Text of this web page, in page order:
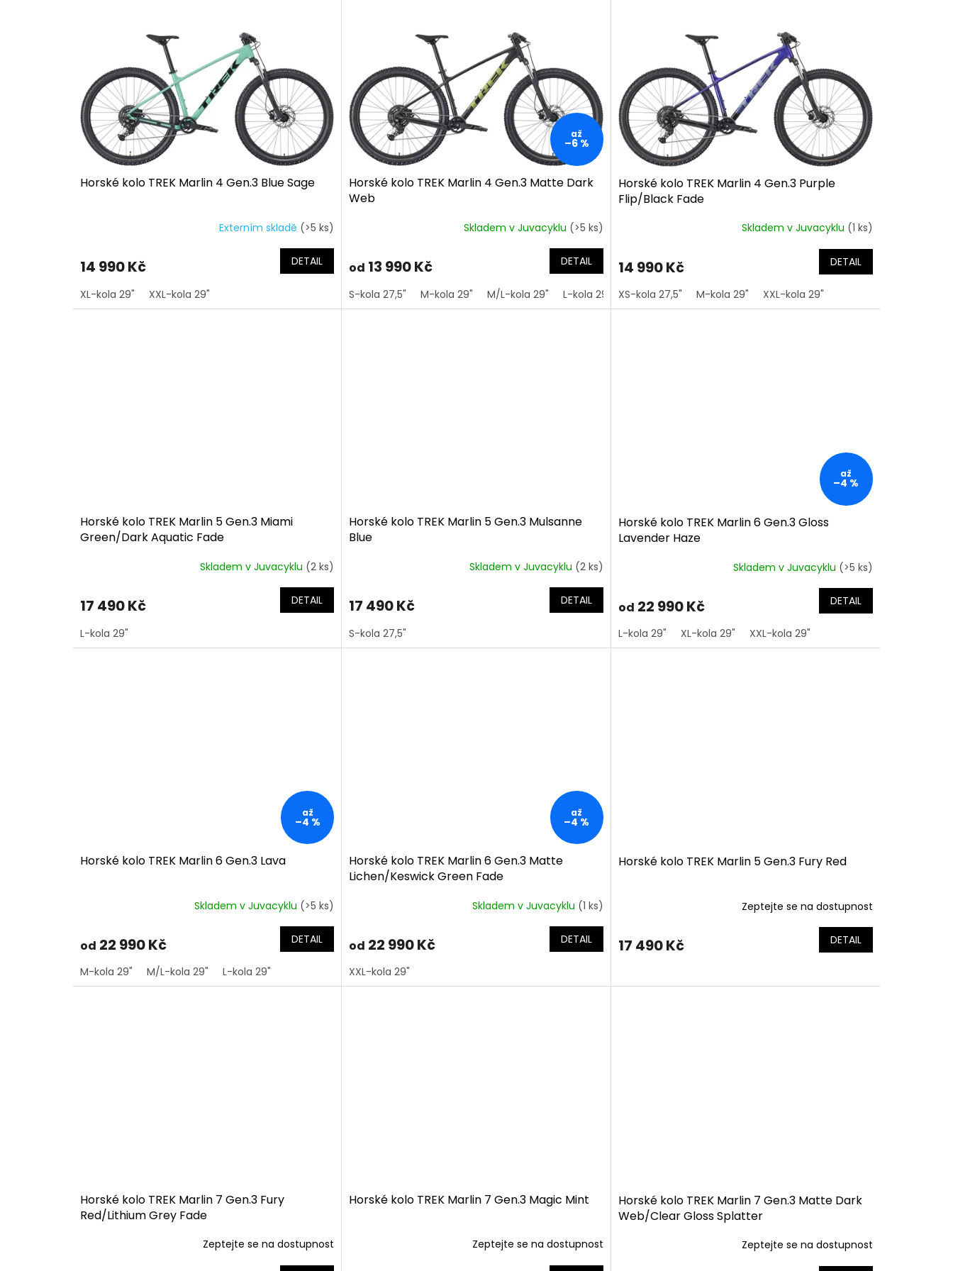
d
u
Horské kolo TREK Marlin 4 Gen.3 Blue Sage
Externím skladě (>5 ks)
14 990 Kč DETAIL
XL-kola 29" XXL-kola 29"
až
–6 %
Horské kolo TREK Marlin 4 Gen.3 Matte Dark
Web
Skladem v Juvacyklu (>5 ks)
od 13 990 Kč DETAIL
S-kola 27,5" M-kola 29" M/L-kola 29" L-kola 29"
Horské kolo TREK Marlin 4 Gen.3 Purple
Flip/Black Fade
Skladem v Juvacyklu (1 ks)
14 990 Kč DETAIL
XS-kola 27,5" M-kola 29" XXL-kola 29"
Horské kolo TREK Marlin 5 Gen.3 Miami
Green/Dark Aquatic Fade
Skladem v Juvacyklu (2 ks)
17 490 Kč DETAIL
L-kola 29"
Horské kolo TREK Marlin 5 Gen.3 Mulsanne
Blue
Skladem v Juvacyklu (2 ks)
17 490 Kč DETAIL
S-kola 27,5"
až
–4 %
Horské kolo TREK Marlin 6 Gen.3 Gloss
Lavender Haze
Skladem v Juvacyklu (>5 ks)
od 22 990 Kč DETAIL
L-kola 29" XL-kola 29" XXL-kola 29"
až
–4 %
Horské kolo TREK Marlin 6 Gen.3 Lava
Skladem v Juvacyklu (>5 ks)
od 22 990 Kč DETAIL
M-kola 29" M/L-kola 29" L-kola 29"
až
–4 %
Horské kolo TREK Marlin 6 Gen.3 Matte
Lichen/Keswick Green Fade
Skladem v Juvacyklu (1 ks)
od 22 990 Kč DETAIL
XXL-kola 29"
Horské kolo TREK Marlin 5 Gen.3 Fury Red
Zeptejte se na dostupnost
17 490 Kč DETAIL
Horské kolo TREK Marlin 7 Gen.3 Fury
Red/Lithium Grey Fade
Zeptejte se na dostupnost
Horské kolo TREK Marlin 7 Gen.3 Magic Mint
Zeptejte se na dostupnost
Horské kolo TREK Marlin 7 Gen.3 Matte Dark
Web/Clear Gloss Splatter
Zeptejte se na dostupnost